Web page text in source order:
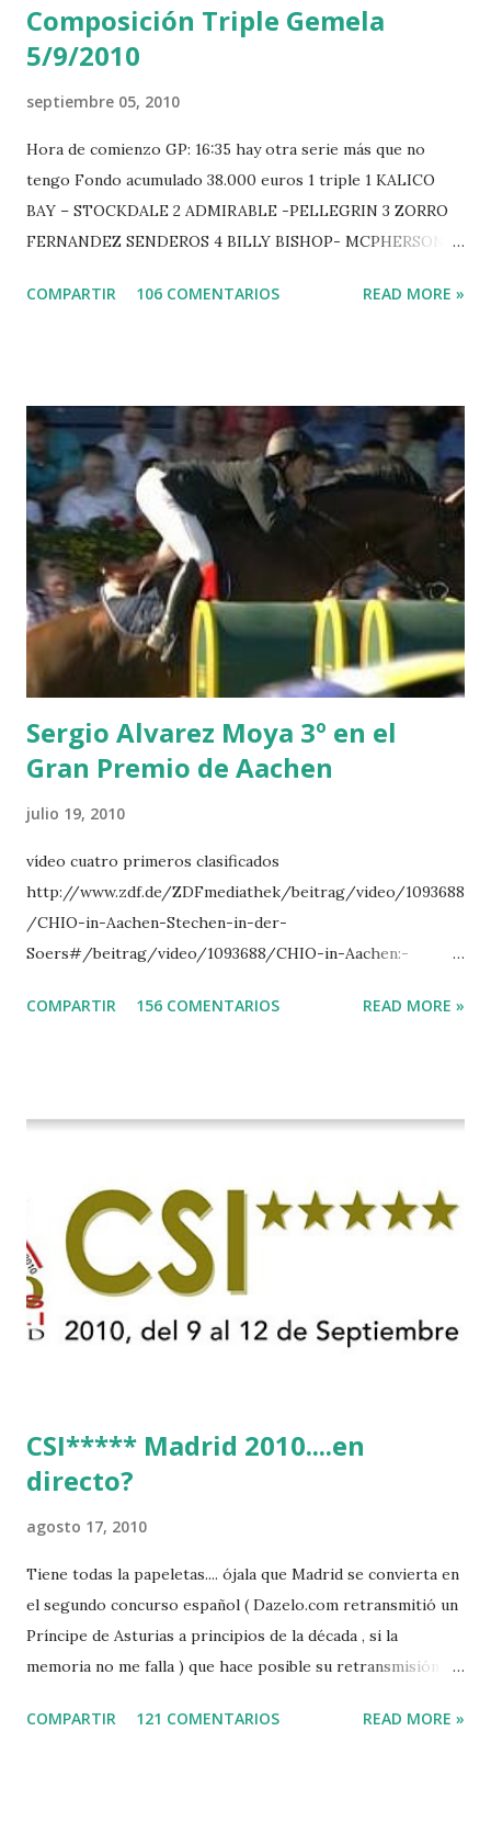
Composición Triple Gemela
5/9/2010
septiembre 05, 2010
Hora de comienzo GP: 16:35 hay otra serie más que no
tengo Fondo acumulado 38.000 euros 1 triple 1 KALICO
BAY – STOCKDALE 2 ADMIRABLE -PELLEGRIN 3 ZORRO
FERNANDEZ SENDEROS 4 BILLY BISHOP- MCPHERSON 5
-EPAILLARD 7 GIG AMAI M WHITAKER 8 SILVANA DU
POWER - MILLAR 5 ARMANIE -VOORN 6 QUERLYBET
HERO -LEJAUNE 7 MO CHROI - O’BRIEN 8 CARMENA Z -
BREEN 9 JALLA DE GAVIERE -RAMZY AL DUHAMI 10
NOVEL -PHILIPPAERTS 3 triple 1 LATE NIGHT -LEVY 2 K
CLUB LADY -O’CONNOR 3 QUICK STUDY - HOUGH 4
LORENZO -AHLMANN 5 L’ESPOIR -GULLIKSEN 6
TOPINAMBOUR -LEPREVOST 7 WISCONSIN 111 -MOYA 8
INTERTOY Z - BRASH 9 HERALD –CORDON 10 SELDANA
DI CAMPALTO -SHARBATLY Vuelta Triunfal... el ganador
del Gran Premio en su vuelta de honor
COMPARTIR 106 COMENTARIOS READ MORE »
Sergio Alvarez Moya 3º en el
Gran Premio de Aachen
julio 19, 2010
vídeo cuatro primeros clasificados
http://www.zdf.de/ZDFmediathek/beitrag/video/1093688
/CHIO-in-Aachen-Stechen-in-der-
Soers#/beitrag/video/1093688/CHIO-in-Aachen:-
COMPARTIR 156 COMENTARIOS READ MORE »
CSI***** Madrid 2010....en
directo?
agosto 17, 2010
Tiene todas la papeletas.... ójala que Madrid se convierta en
el segundo concurso español ( Dazelo.com retransmitió un
Príncipe de Asturias a principios de la década , si la
memoria no me falla ) que hace posible su retransmisión via
mundo mundial...
COMPARTIR 121 COMENTARIOS READ MORE »